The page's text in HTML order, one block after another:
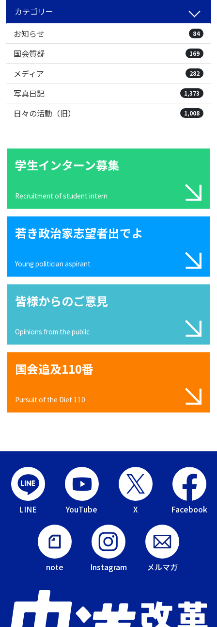
カテゴリー
お知らせ
84
国会質疑 169
メディア 282
写真日記 1,373
日々の活動（旧） 1,008
学生インターン募集
Recruitment of student intern
若き政治家志望者出でよ
Young politician aspirant
皆様からのご意見
Opinions from the public
国会追及110番
Pursuit of the Diet 110
LINE YouTube X Facebook
note Instagram メルマガ